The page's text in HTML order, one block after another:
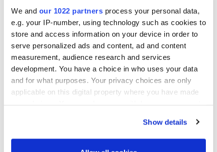
We and our 1022 partners process your personal data,
e.g. your IP-number, using technology such as cookies to
store and access information on your device in order to
serve personalized ads and content, ad and content
measurement, audience research and services
development. You have a choice in who uses your data
and for what purposes. Your privacy choices are only
applicable on this digital property where you have made
If you allow, we would also like to:
Show details
tukee kannattavaa kasvua ja parantaa käyttökatetta.
Kustannukset eivät sisällä oikaisueriä.